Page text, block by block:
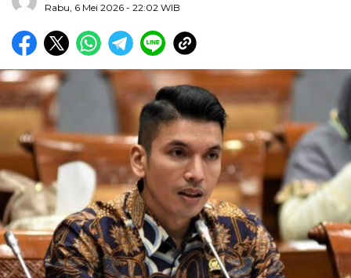
Rabu, 6 Mei 2026 - 22:02 WIB